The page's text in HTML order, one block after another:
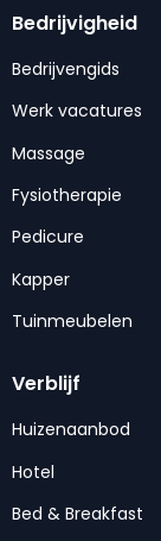
Bedrijvigheid
Bedrijvengids
Werk vacatures
Massage
Fysiotherapie
Pedicure
Kapper
Tuinmeubelen
Verblijf
Huizenaanbod
Hotel
Bed & Breakfast